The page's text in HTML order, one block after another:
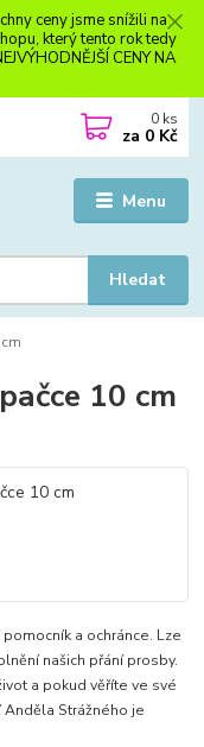
ceny jsme snížili na
který tento rok tedy
CENY NA
Menu
Hledat
0 ks
za 0 Kč
10 cm
a ochránce. Lze
našich přání prosby.
a pokud věříte ve své
Strážného je